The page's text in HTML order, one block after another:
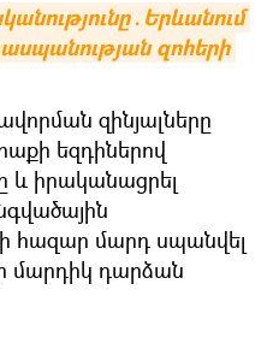
զոհերի
զինյալները
եզդիներով
և իրականացրել
հազար մարդ սպանվել
մարդիկ դարձան